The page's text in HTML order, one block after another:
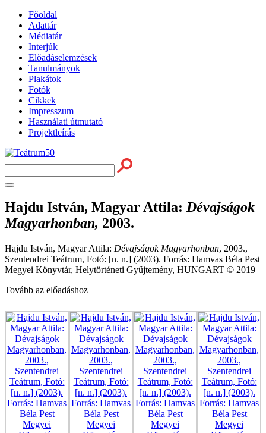
Főoldal
Adattár
Médiatár
Interjúk
Előadáselemzések
Tanulmányok
Plakátok
Fotók
Cikkek
Impresszum
Használati útmutató
Projektleírás
Hajdu István, Magyar Attila: Dévajságok
Magyarhonban, 2003.
Hajdu István, Magyar Attila: Dévajságok Magyarhonban, 2003.,
Szentendrei Teátrum, Fotó: [n. n.] (2003). Forrás: Hamvas Béla Pest
Megyei Könyvtár, Helytörténeti Gyűjtemény, HUNGART © 2019
Tovább az előadáshoz